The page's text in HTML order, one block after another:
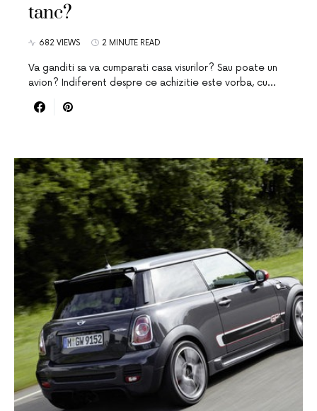
tanc?
682 VIEWS 2 MINUTE READ
Va ganditi sa va cumparati casa visurilor? Sau poate un
avion? Indiferent despre ce achizitie este vorba, cu…